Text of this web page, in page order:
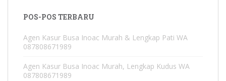
POS-POS TERBARU
Agen Kasur Busa Inoac Murah & Lengkap Pati WA
087808671989
Agen Kasur Busa Inoac Murah, Lengkap Kudus WA
087808671989